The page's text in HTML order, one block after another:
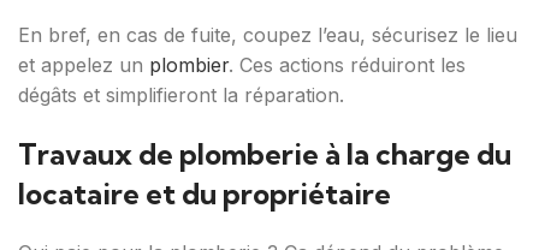
En bref, en cas de fuite, coupez l’eau, sécurisez le lieu
et appelez un plombier. Ces actions réduiront les
dégâts et simplifieront la réparation.
Travaux de plomberie à la charge du
locataire et du propriétaire